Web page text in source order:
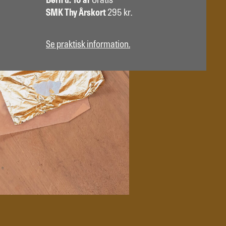
SMK Thy Årskort 295 kr.
Se praktisk information.